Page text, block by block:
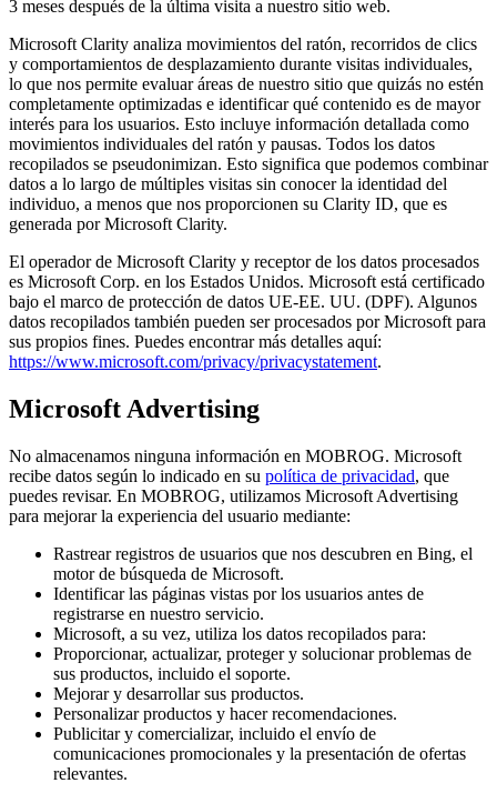
3 meses después de la última visita a nuestro sitio web.
Microsoft Clarity analiza movimientos del ratón, recorridos de clics
y comportamientos de desplazamiento durante visitas individuales,
lo que nos permite evaluar áreas de nuestro sitio que quizás no estén
completamente optimizadas e identificar qué contenido es de mayor
interés para los usuarios. Esto incluye información detallada como
movimientos individuales del ratón y pausas. Todos los datos
recopilados se pseudonimizan. Esto significa que podemos combinar
datos a lo largo de múltiples visitas sin conocer la identidad del
individuo, a menos que nos proporcionen su Clarity ID, que es
generada por Microsoft Clarity.
El operador de Microsoft Clarity y receptor de los datos procesados
es Microsoft Corp. en los Estados Unidos. Microsoft está certificado
bajo el marco de protección de datos UE-EE. UU. (DPF). Algunos
datos recopilados también pueden ser procesados por Microsoft para
sus propios fines. Puedes encontrar más detalles aquí:
https://www.microsoft.com/privacy/privacystatement.
Microsoft Advertising
No almacenamos ninguna información en MOBROG. Microsoft
recibe datos según lo indicado en su política de privacidad, que
puedes revisar. En MOBROG, utilizamos Microsoft Advertising
para mejorar la experiencia del usuario mediante:
Rastrear registros de usuarios que nos descubren en Bing, el
motor de búsqueda de Microsoft.
Identificar las páginas vistas por los usuarios antes de
registrarse en nuestro servicio.
Microsoft, a su vez, utiliza los datos recopilados para:
Proporcionar, actualizar, proteger y solucionar problemas de
sus productos, incluido el soporte.
Mejorar y desarrollar sus productos.
Personalizar productos y hacer recomendaciones.
Publicitar y comercializar, incluido el envío de
comunicaciones promocionales y la presentación de ofertas
relevantes.